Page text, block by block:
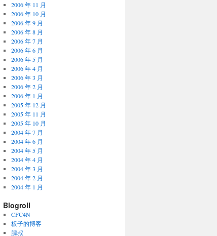
2006 年 11 月
2006 年 10 月
2006 年 9 月
2006 年 8 月
2006 年 7 月
2006 年 6 月
2006 年 5 月
2006 年 4 月
2006 年 3 月
2006 年 2 月
2006 年 1 月
2005 年 12 月
2005 年 11 月
2005 年 10 月
2004 年 7 月
2004 年 6 月
2004 年 5 月
2004 年 4 月
2004 年 3 月
2004 年 2 月
2004 年 1 月
Blogroll
CFC4N
板子的博客
膘叔